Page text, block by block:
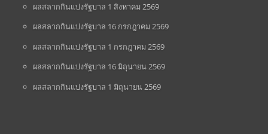
ผลสลากกินแบ่งรัฐบาล 1 สิงหาคม 2569
ผลสลากกินแบ่งรัฐบาล 16 กรกฎาคม 2569
ผลสลากกินแบ่งรัฐบาล 1 กรกฎาคม 2569
ผลสลากกินแบ่งรัฐบาล 16 มิถุนายน 2569
ผลสลากกินแบ่งรัฐบาล 1 มิถุนายน 2569